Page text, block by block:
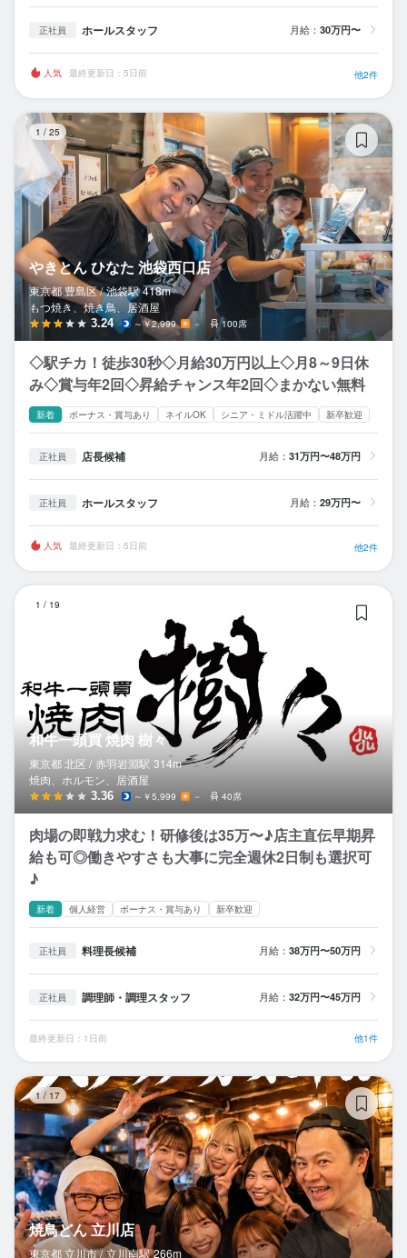
正社員 ホールスタッフ 月給： 30万円〜
人気 最終更新日：5日前 他2件
1 / 25
やきとん ひなた 池袋西口店
東京都 豊島区 / 池袋駅 418m
もつ焼き、焼き鳥、居酒屋
3.24 ～￥2,999 － 100席
◇駅チカ！徒歩30秒◇月給30万円以上◇月8～9日休
み◇賞与年2回◇昇給チャンス年2回◇まかない無料
新着 ボーナス・賞与あり ネイルOK シニア・ミドル活躍中 新卒歓迎
正社員 店長候補 月給： 31万円〜48万円
正社員 ホールスタッフ 月給： 29万円〜
人気 最終更新日：5日前 他2件
1 / 19
和牛一頭買 焼肉 樹々
東京都 北区 / 赤羽岩淵駅 314m
焼肉、ホルモン、居酒屋
3.36 ～￥5,999 － 40席
肉場の即戦力求む！研修後は35万〜♪店主直伝早期昇
給も可◎働きやすさも大事に完全週休2日制も選択可
♪
新着 個人経営 ボーナス・賞与あり 新卒歓迎
正社員 料理長候補 月給： 38万円〜50万円
正社員 調理師・調理スタッフ 月給： 32万円〜45万円
最終更新日：1日前 他1件
1/ 17
焼鳥どん 立川店
東京都 立川市 / 立川南駅 266m